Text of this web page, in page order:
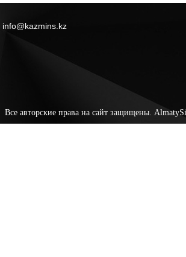
info@kazmins.kz
Все авторские права на сайт защищены.